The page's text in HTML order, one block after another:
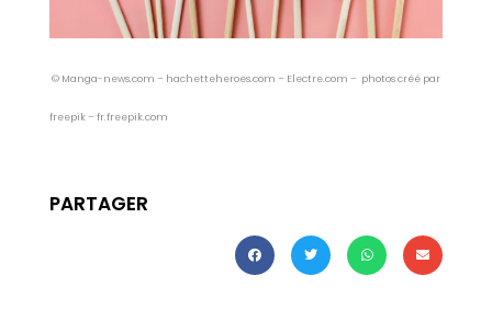
© Manga-news.com – hachetteheroes.com – Electre.com – photos créé par
freepik – fr.freepik.com
PARTAGER